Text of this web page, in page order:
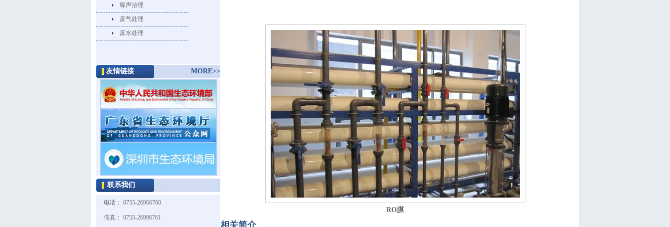
噪声治理
废气处理
废水处理
友情链接 MORE>>
联系我们
电话： 0755-26966760
传真： 0755-26996761
RO膜
相关简介